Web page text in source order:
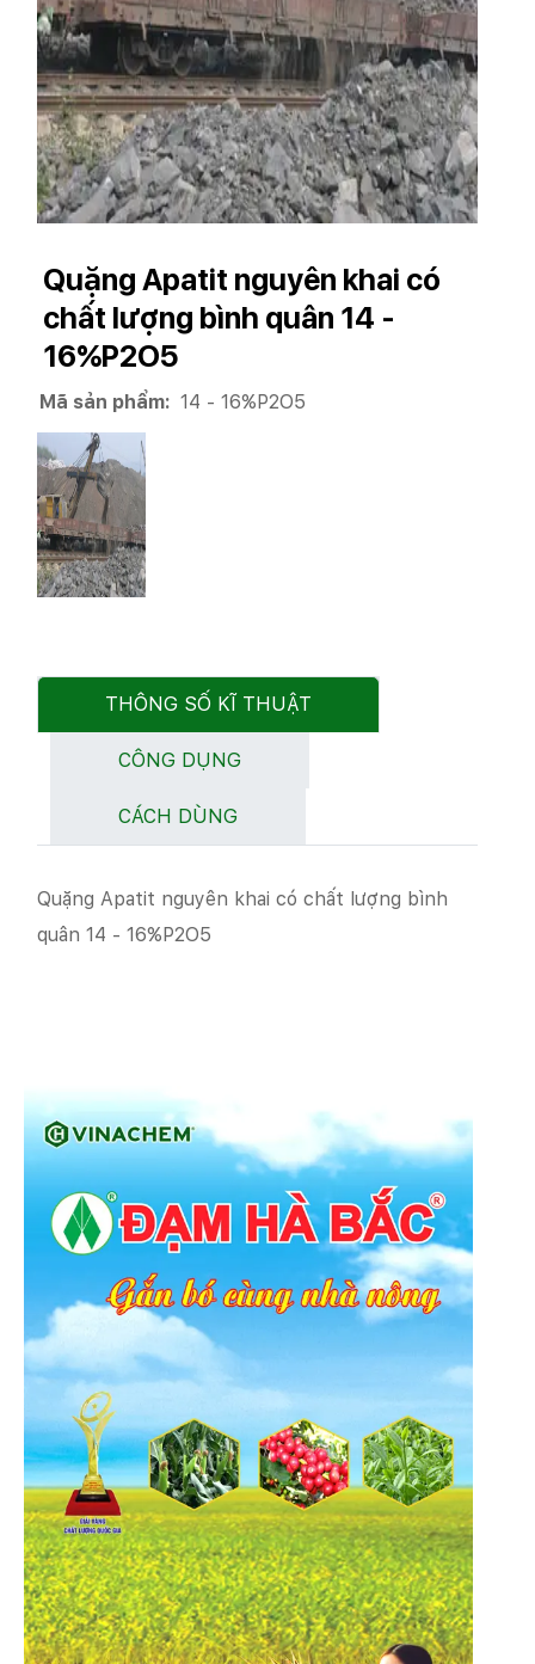
Quặng Apatit nguyên khai có
chất lượng bình quân 14 -
16%P2O5
Mã sản phẩm: 14 - 16%P2O5
THÔNG SỐ KĨ THUẬT
CÔNG DỤNG
CÁCH DÙNG
Quặng Apatit nguyên khai có chất lượng bình
quân 14 - 16%P2O5